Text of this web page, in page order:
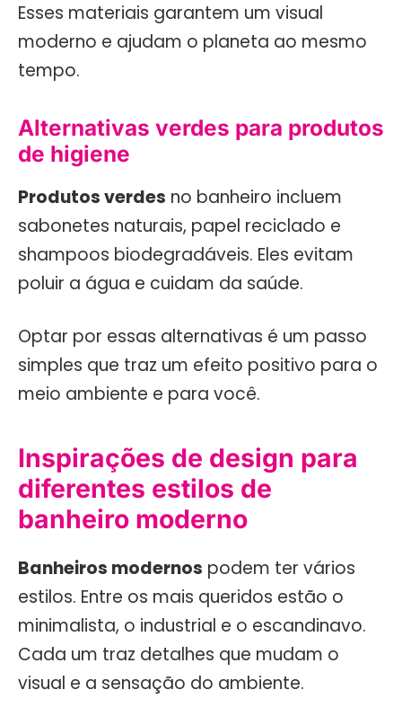
Esses materiais garantem um visual
moderno e ajudam o planeta ao mesmo
tempo.
Alternativas verdes para produtos
de higiene
Produtos verdes no banheiro incluem
sabonetes naturais, papel reciclado e
shampoos biodegradáveis. Eles evitam
poluir a água e cuidam da saúde.
Optar por essas alternativas é um passo
simples que traz um efeito positivo para o
meio ambiente e para você.
Inspirações de design para
diferentes estilos de
banheiro moderno
Banheiros modernos podem ter vários
estilos. Entre os mais queridos estão o
minimalista, o industrial e o escandinavo.
Cada um traz detalhes que mudam o
visual e a sensação do ambiente.